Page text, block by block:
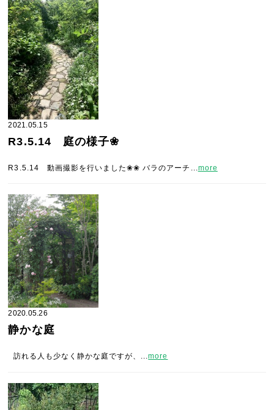
2021.05.15
R3.5.14 庭の様子❀
R3.5.14 動画撮影を行いました❀❀ バラのアーチ... more
2020.05.26
静かな庭
訪れる人も少なく静かな庭ですが、...more